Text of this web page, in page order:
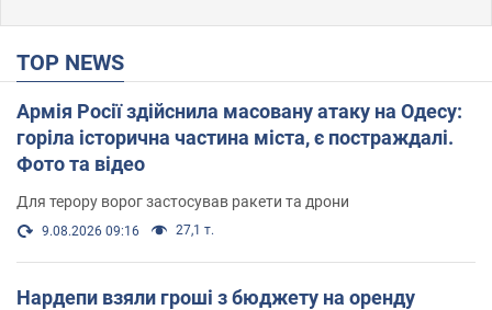
TOP NEWS
Армія Росії здійснила масовану атаку на Одесу:
горіла історична частина міста, є постраждалі.
Фото та відео
Для терору ворог застосував ракети та дрони
9.08.2026 09:16 27,1 т.
Нардепи взяли гроші з бюджету на оренду